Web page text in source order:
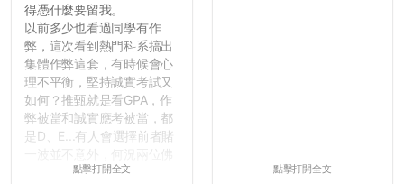
得憑什麼要留我。
以前多少也看過同學有作
弊，這次看到熱門科系搞出
集體作弊這套，有時候會心
理不平衡，堅持誠實考試又
如何？推甄就是看GPA，作
弊被當和誠實應考被當，都
是D、E...有人會選擇前者賭
心教授看起來要輕輕放下
點擊打開全文 點擊打開全文